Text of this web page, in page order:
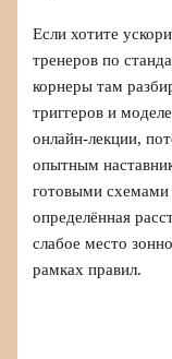
Если хотите
тренеров по
корнеры там
триггеров и
онлайн-лекции,
опытным
готовыми
определённая
слабое место
рамках правил.